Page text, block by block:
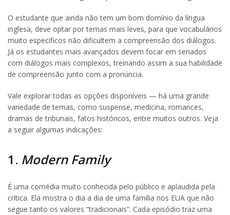
O estudante que ainda não tem um bom domínio da língua
inglesa, deve optar por temas mais leves, para que vocabulários
muito específicos não dificultem a compreensão dos diálogos.
Já os estudantes mais avançados devem focar em seriados
com diálogos mais complexos, treinando assim a sua habilidade
de compreensão junto com a pronúncia.
Vale explorar todas as opções disponíveis — há uma grande
variedade de temas, como suspense, medicina, romances,
dramas de tribunais, fatos históricos, entre muitos outros. Veja
a seguir algumas indicações:
1. Modern Family
É uma comédia muito conhecida pelo público e aplaudida pela
crítica. Ela mostra o dia a dia de uma família nos EUA que não
segue tanto os valores “tradicionais”. Cada episódio traz uma